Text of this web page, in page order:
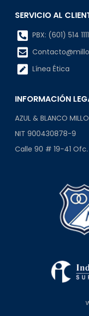
SERVICIO AL
PBX: (601) 514 1111
Línea Ética
INFORMACIÓN
AZUL & BLANCO
NIT 900430878-9
Calle 90 # 19-41